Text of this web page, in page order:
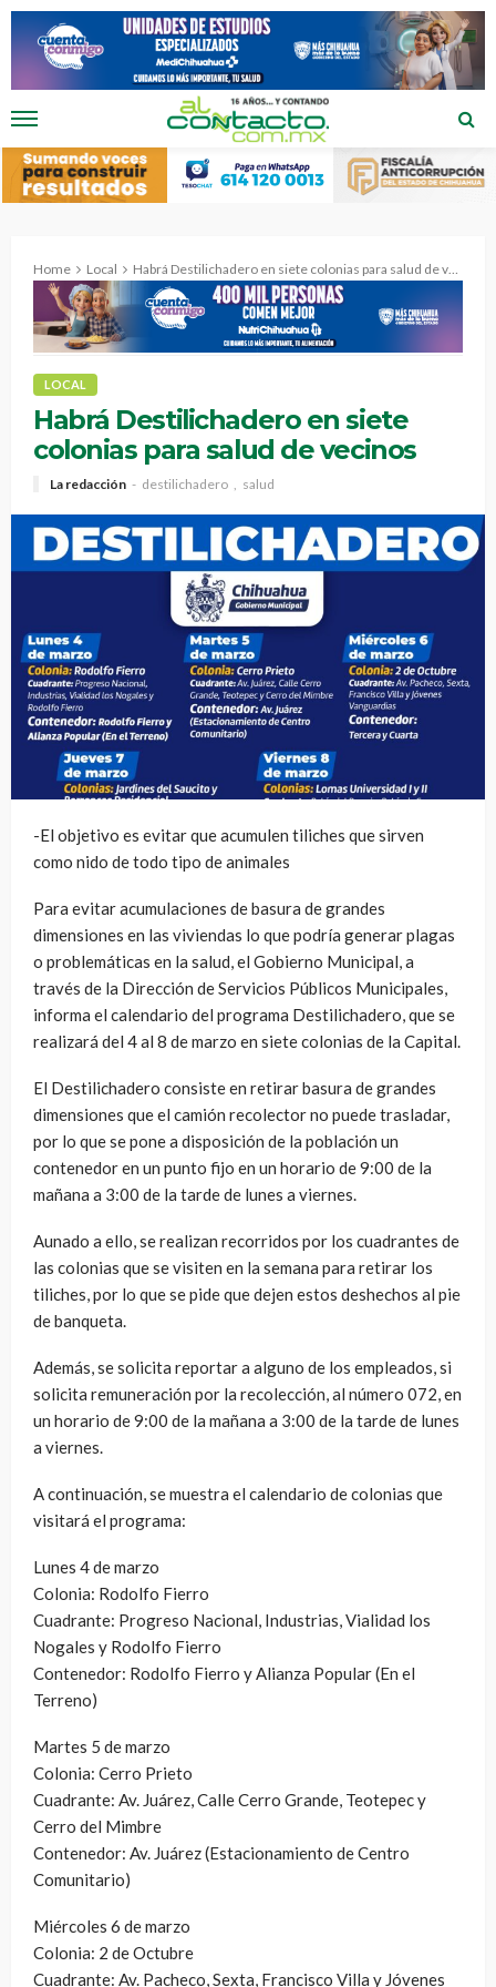
Home Local Habrá Destilichadero en siete colonias para salud de vecinos
LOCAL
Habrá Destilichadero en siete
colonias para salud de vecinos
La redacción destilichadero salud
-El objetivo es evitar que acumulen tiliches que sirven
como nido de todo tipo de animales
Para evitar acumulaciones de basura de grandes
dimensiones en las viviendas lo que podría generar plagas
o problemáticas en la salud, el Gobierno Municipal, a
través de la Dirección de Servicios Públicos Municipales,
informa el calendario del programa Destilichadero, que se
realizará del 4 al 8 de marzo en siete colonias de la Capital.
El Destilichadero consiste en retirar basura de grandes
dimensiones que el camión recolector no puede trasladar,
por lo que se pone a disposición de la población un
contenedor en un punto fijo en un horario de 9:00 de la
mañana a 3:00 de la tarde de lunes a viernes.
Aunado a ello, se realizan recorridos por los cuadrantes de
las colonias que se visiten en la semana para retirar los
tiliches, por lo que se pide que dejen estos deshechos al pie
de banqueta.
Además, se solicita reportar a alguno de los empleados, si
solicita remuneración por la recolección, al número 072, en
un horario de 9:00 de la mañana a 3:00 de la tarde de lunes
a viernes.
A continuación, se muestra el calendario de colonias que
visitará el programa:
Lunes 4 de marzo
Colonia: Rodolfo Fierro
Cuadrante: Progreso Nacional, Industrias, Vialidad los
Nogales y Rodolfo Fierro
Contenedor: Rodolfo Fierro y Alianza Popular (En el
Terreno)
Martes 5 de marzo
Colonia: Cerro Prieto
Cuadrante: Av. Juárez, Calle Cerro Grande, Teotepec y
Cerro del Mimbre
Contenedor: Av. Juárez (Estacionamiento de Centro
Comunitario)
Miércoles 6 de marzo
Colonia: 2 de Octubre
Cuadrante: Av. Pacheco, Sexta, Francisco Villa y Jóvenes